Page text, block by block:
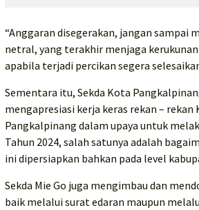
“Anggaran disegerakan, jangan sampai
netral, yang terakhir menjaga
apabila terjadi percikan segera
Sementara itu, Sekda Kota
mengapresiasi kerja keras rekan – rekan
Pangkalpinang dalam upaya untuk
Tahun 2024, salah satunya adalah
ini dipersiapkan bahkan pada level
Sekda Mie Go juga mengimbau dan
baik melalui surat edaran maupun